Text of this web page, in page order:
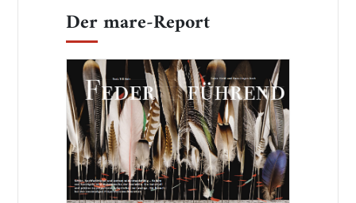
Der mare-Report